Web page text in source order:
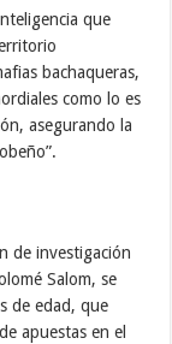
que
bachaqueras,
como lo es
asegurando la
de investigación
Salom, se
de edad, que
apuestas en el